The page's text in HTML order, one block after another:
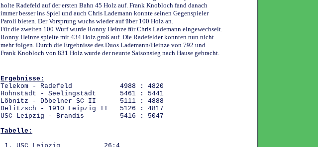
holte Radefeld auf der ersten Bahn 45 Holz auf. Frank Knobloch fand danach
immer besser ins Spiel und auch Chris Lademann konnte seinen Gegenspieler
Paroli bieten. Der Vorsprung wuchs wieder auf über 100 Holz an.
Für die zweiten 100 Wurf wurde Ronny Heinze für Chris Lademann eingewechselt.
Ronny Heinze spielte mit 434 Holz groß auf. Die Radefelder konnten nun nicht
mehr folgen. Durch die Ergebnisse des Duos Lademann/Heinze von 792 und
Frank Knobloch von 831 Holz wurde der neunte Saisonsieg nach Hause gebracht.
Ergebnisse:
Telekom - Radefeld 4988 : 4820
Hohnstädt - Seelingstädt 5461 : 5441
Löbnitz - Döbelner SC II 5111 : 4888
Delitzsch - 1910 Leipzig II 5126 : 4817
USC Leipzig - Brandis 5416 : 5047
Tabelle: